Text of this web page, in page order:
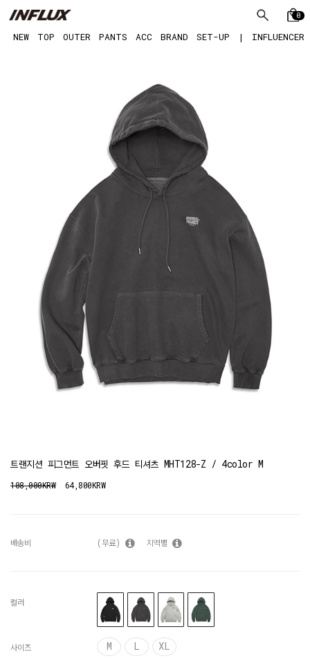
0
NEW TOP OUTER PANTS ACC BRAND SET-UP | INFLUENCER
트랜지션 피그먼트 오버핏 후드 티셔츠 MHT128-Z / 4color M
108,000KRW 64,800KRW
배송비 (무료) 지역별
컬러
사이즈 M L XL